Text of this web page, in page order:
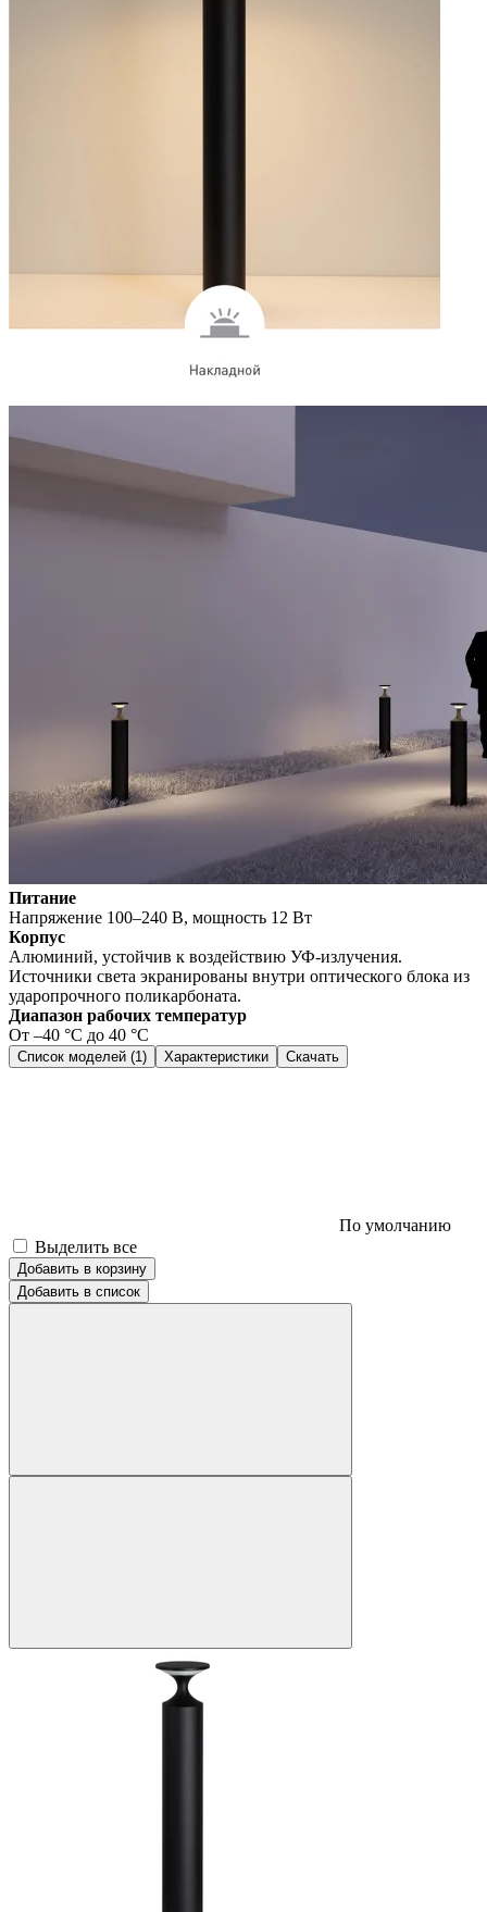
Питание
Напряжение 100–240 В, мощность 12 Вт
Корпус
Алюминий, устойчив к воздействию УФ-излучения.
Источники света экранированы внутри оптического блока из
ударопрочного поликарбоната.
Диапазон рабочих температур
От –40 °C до 40 °C
Список моделей (1) Характеристики Скачать
По умолчанию
Выделить все
Добавить в корзину
Добавить в список